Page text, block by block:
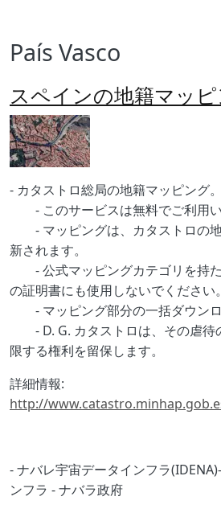
País Vasco
スペインの地籍マッ
Imagen
Body
- カタストロ総局の地籍マッピング。
- このサービスは無料でご利用い
- マッピングは、カタストロの
新されます。
- 公式マッピングカテゴリを持
の証明書にも使用しないでください。
- マッピング部分の一括ダウンロ
- D. G. カタストロは、その虐待
限する権利を留保します。
詳細情報:
http://
- ナバレ宇宙データインフラ
ンフラ - ナバラ政府